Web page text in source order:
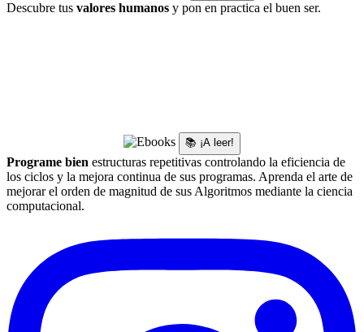
Descubre tus valores humanos y pon en practica el buen ser.
📚 ¡A leer!
Programe bien estructuras repetitivas controlando la eficiencia de
los ciclos y la mejora continua de sus programas. Aprenda el arte de
mejorar el orden de magnitud de sus Algoritmos mediante la ciencia
computacional.